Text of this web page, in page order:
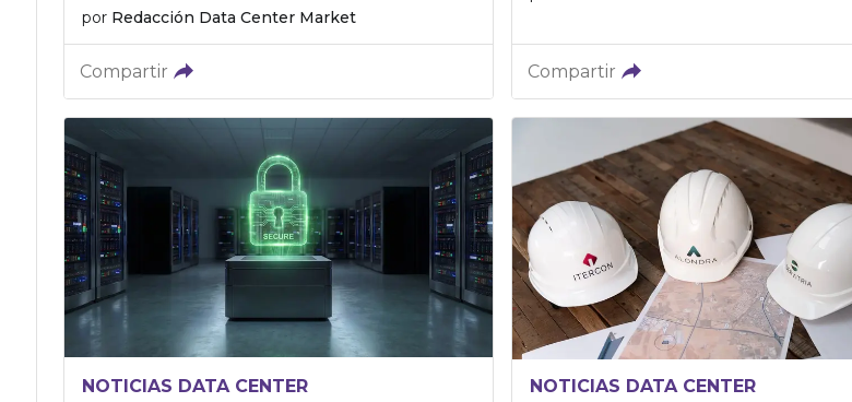
por Redacción Data Center Market
Compartir Compartir
NOTICIAS DATA CENTER NOTICIAS DATA CENTER